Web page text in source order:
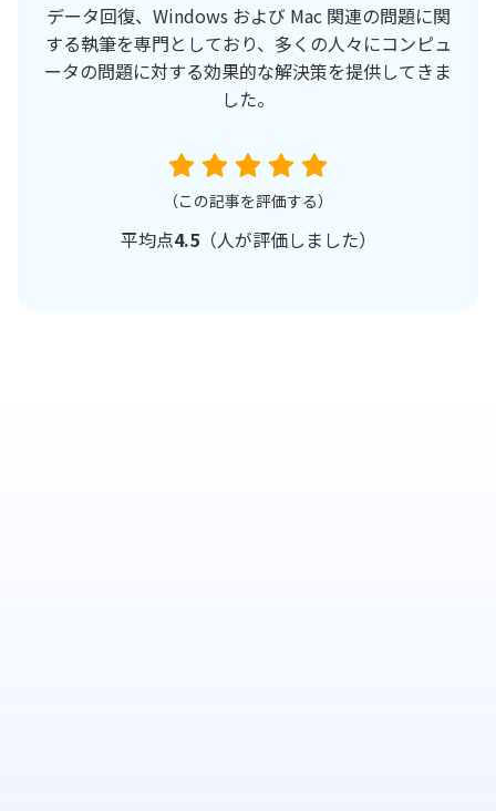
データ回復、Windows および Mac 関連の問題に関
する執筆を専門としており、多くの人々にコンピュ
ータの問題に対する効果的な解決策を提供してきま
した。
（この記事を評価する）
平均点4.5（人が評価しました）